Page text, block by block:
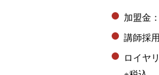
加盟金
講師採
ロイヤ